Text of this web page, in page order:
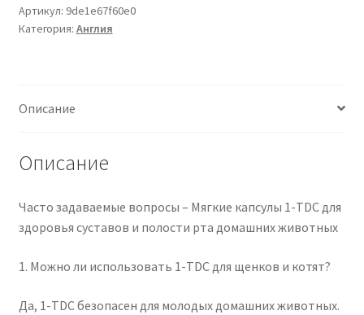
Softgels
for
Oral
Furever
Артикул: 9de1e67f60e0
Категория: Англия
Описание
Описание
Часто задаваемые вопросы – Мягкие капсулы 1-TDC для
здоровья суставов и полости рта домашних животных
1. Можно ли использовать 1-TDC для щенков и котят?
Да, 1-TDC безопасен для молодых домашних животных.